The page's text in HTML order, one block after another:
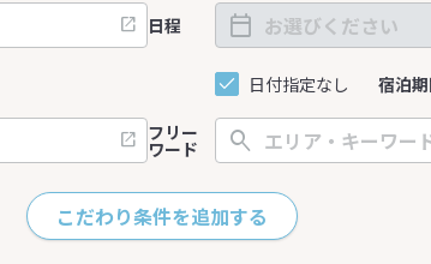
日程
日付指定なし 宿泊
フリー
ワード
こだわり条件を追加する